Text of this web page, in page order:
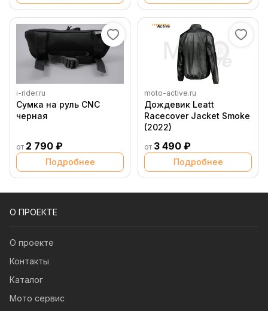
i-rider.ru
Сумка на руль CNC
черная
от 2 790 ₽
Подробнее
moto-active.ru
Дождевик Leatt
Racecover Jacket Smoke
(2022)
от 3 490 ₽
Подробнее
О ПРОЕКТЕ
О проекте
Контакты
Каталог
Мото сервис